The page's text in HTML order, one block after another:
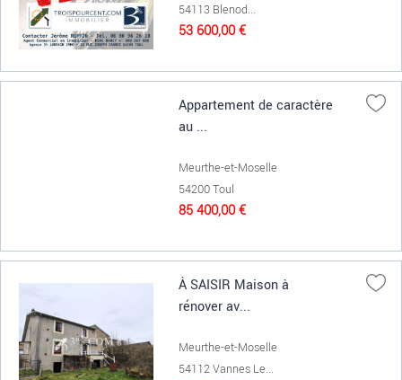
54113 Blenod...
53 600,00 €
Appartement de caractère
au ...
Meurthe-et-Moselle
54200 Toul
85 400,00 €
À SAISIR Maison à
rénover av...
Meurthe-et-Moselle
54112 Vannes Le...